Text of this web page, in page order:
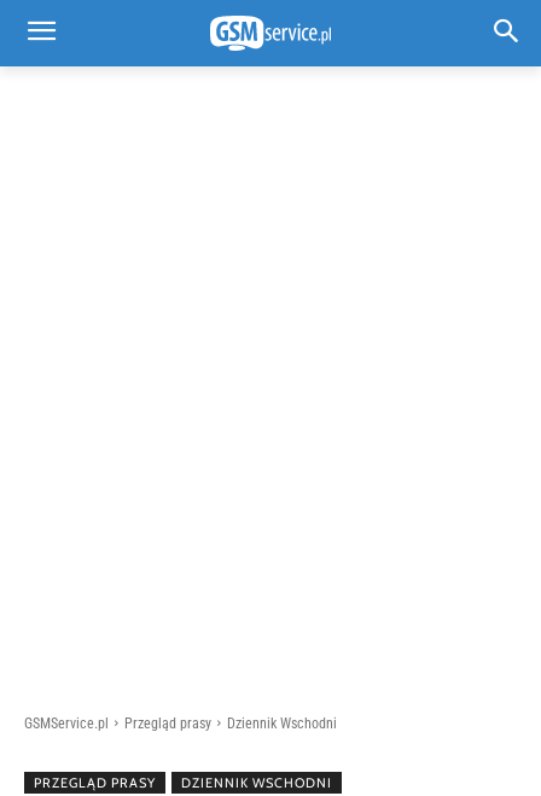
GSMService.pl Przegląd prasy Dziennik Wschodni
PRZEGLĄD PRASY DZIENNIK WSCHODNI